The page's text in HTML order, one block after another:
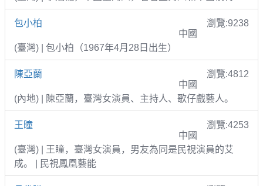
包小柏
瀏覽:9238
中國
(臺灣) | 包小柏（1967年4月28日出生）
陳亞蘭
瀏覽:4812
中國
(內地) | 陳亞蘭，臺灣女演員、主持人、歌仔戲藝人。
王瞳
瀏覽:4253
中國
(臺灣) | 王瞳，臺灣女演員，男友為同是民視演員的艾
成。 | 民視鳳凰藝能